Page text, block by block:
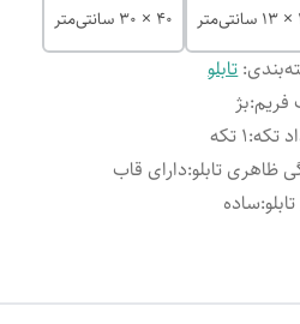
40 × 30 سانتی‌متر
:تابلو
فریم:بژ
تکه:1 تکه
ظاهری تابلو:دارای قاب
:ساده